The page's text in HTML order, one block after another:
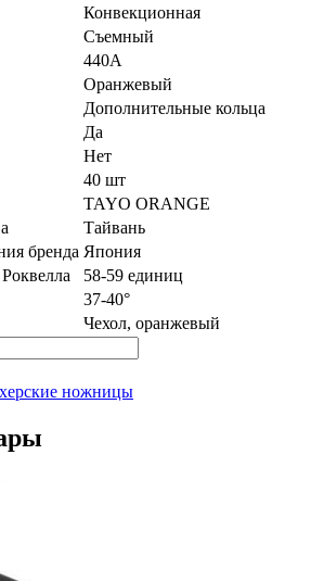
Конвекционная
Съемный
440A
Оранжевый
Дополнительные кольца
Да
Нет
40 шт
TAYO ORANGE
Тайвань
бренда Япония
58-59 единиц
37-40°
Чехол, оранжевый
ножницы